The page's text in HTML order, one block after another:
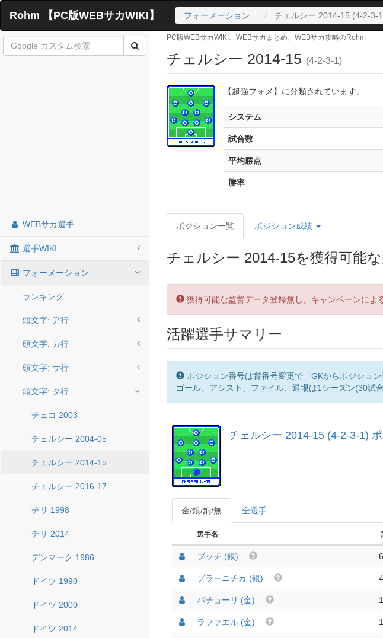
Rohm 【PC版WEBサカWIKI】 フォーメーション チェルシー 2014-15 (4-2-3-
WEBサカ選手
選手WIKI
フォーメーション
ランキング
頭文字: ア行
頭文字: カ行
頭文字: サ行
頭文字: タ行
チェコ 2003
チェルシー 2004-05
チェルシー 2014-15
チェルシー 2016-17
チリ 1998
チリ 2014
デンマーク 1986
ドイツ 1990
ドイツ 2000
ドイツ 2014
PC版WEBサカWIKI、WEBサカまとめ、WEBサカ攻略のRohm
チェルシー 2014-15 (4-2-3-1)
【超強フォメ】に分類されています。
システム
試合数
平均勝点
勝率
ポジション一覧 ポジション成績
チェルシー 2014-15を獲得可能
獲得可能な監督データ登録無し。キャンペーンによ
活躍選手サマリー
ポジション番号は背番号変更で「GKからポジショ
ゴール、アシスト、ファイル、退場は1シーズン(30試
チェルシー 2014-15 (4-2-3-1)
金/銀/銅/無 全選手
選手名
ブッチ (銀)
プラーニチカ (銀)
パチョーリ (金)
ラファエル (金)